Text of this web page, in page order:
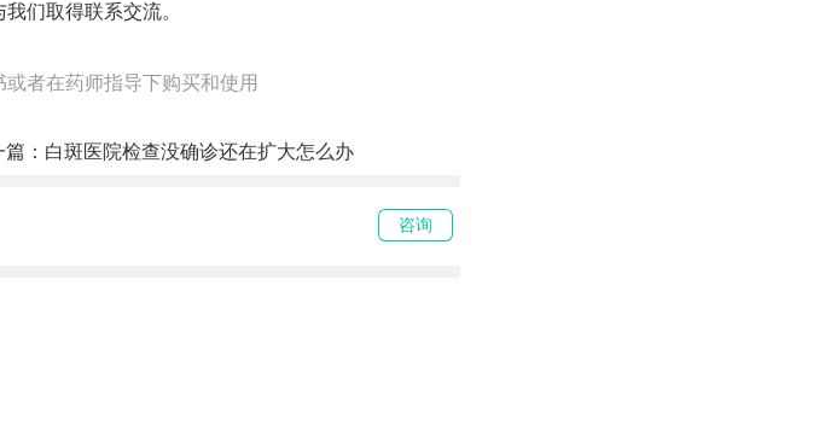
们取得联系交流。
者在药师指导下购买和使用
： 白斑医院检查没确诊还在扩大怎么办
咨询